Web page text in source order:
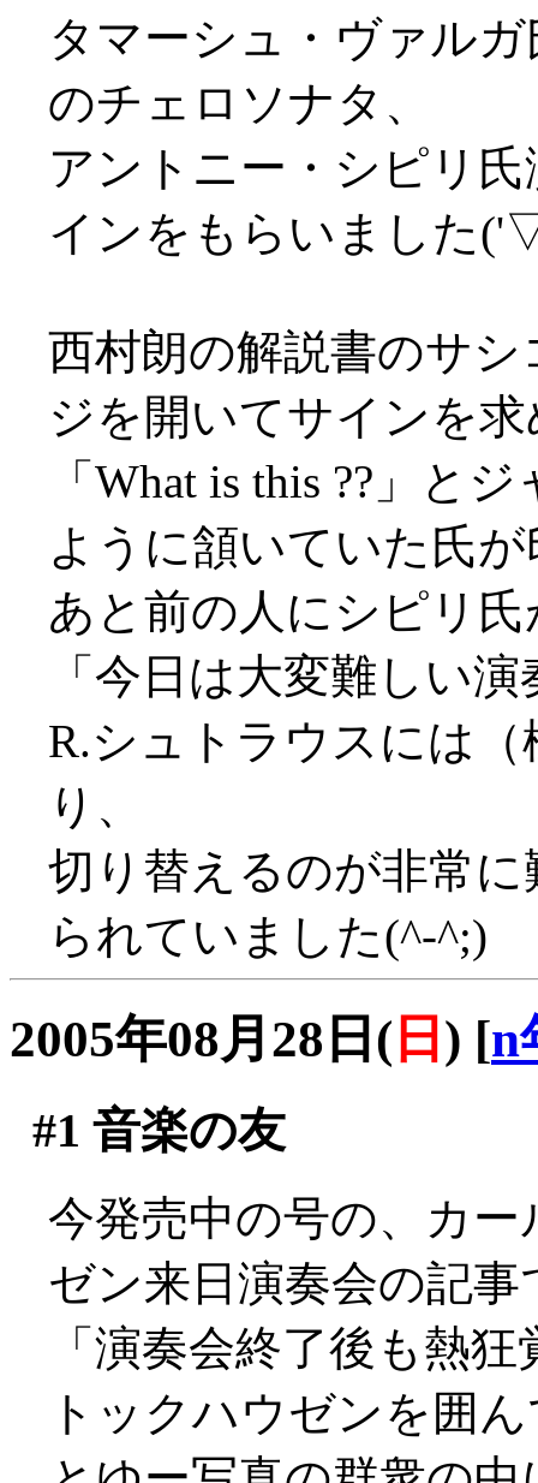
タマーシュ・ヴァル
のチェロソナタ、
アントニー・シピリ
インをもらいました
西村朗の解説書のサ
ジを開いてサインを
「What is this ??」と
ように頷いていた氏
あと前の人にシピリ氏
「今日は大変難しい
R.シュトラウスには
り、
切り替えるのが非常
られていました(^-^;)
2005年08月28日( 日 ) [n
#1 音楽の友
今発売中の号の、カ
ゼン来日演奏会の記事
「演奏会終了後も熱
トックハウゼンを囲